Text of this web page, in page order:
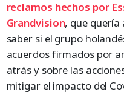
reclamos hechos por
Grandvision, que quería
saber si el grupo
acuerdos firmados por
atrás y sobre las
mitigar el impacto del